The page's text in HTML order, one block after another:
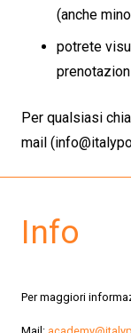
(anche
potrete
Per qualsiasi
mail (
Info
Per maggiori